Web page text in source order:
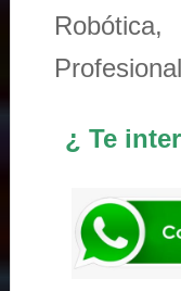
¿ Te